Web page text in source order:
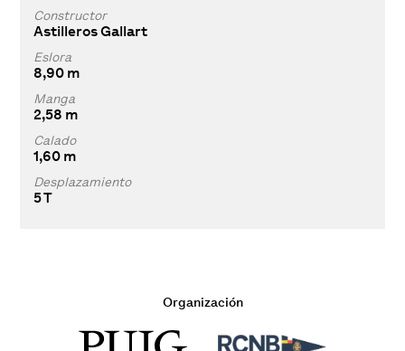
Constructor
Astilleros Gallart
Eslora
8,90 m
Manga
2,58 m
Calado
1,60 m
Desplazamiento
5 T
Organización